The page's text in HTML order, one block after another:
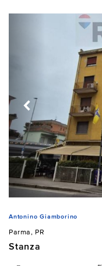
Antonino Giamborino
Parma, PR
Stanza